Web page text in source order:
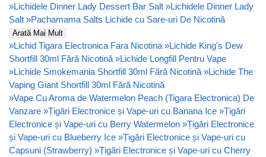
»Lichidele Dinner Lady Dessert Bar Salt »Lichidele Dinner Lady
Salt »Pachamama Salts Lichide cu Sare-uri De Nicotină
Arată Mai Mult
»Lichid Tigara Electronica Fara Nicotina »Lichide King's Dew
Shortfill 30ml Fără Nicotină »Lichide Longfill Pentru Vape
»Lichide Smokemania Shortfill 30ml Fără Nicotină »Lichide The
Vaping Giant Shortfill 30ml Fără Nicotină
»Vape Cu Aroma de Watermelon Peach (Tigara Electronica) De
Vanzare »Țigări Electronice și Vape-uri cu Banana Ice »Țigări
Electronice și Vape-uri cu Berry Watermelon »Țigări Electronice
și Vape-uri cu Blueberry Ice »Țigări Electronice și Vape-uri cu
Capsuni (Strawberry) »Țigări Electronice și Vape-uri cu Cherry